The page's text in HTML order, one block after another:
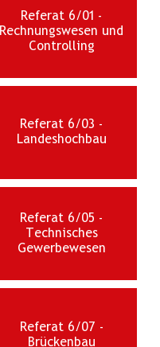
Referat 6/01 -
Rechnungswesen und
Controlling
Referat 6/03 -
Landeshochbau
Referat 6/05 -
Technisches
Gewerbewesen
Referat 6/07 -
Brückenbau